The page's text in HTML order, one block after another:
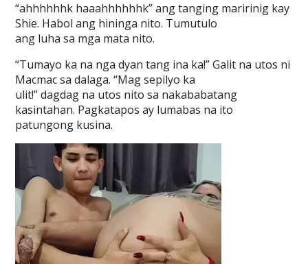
“ahhhhhhk haaahhhhhhk” ang tanging maririnig kay
Shie. Habol ang hininga nito. Tumutulo
ang luha sa mga mata nito.
“Tumayo ka na nga dyan tang ina ka!” Galit na utos ni
Macmac sa dalaga. “Mag sepilyo ka
ulit!” dagdag na utos nito sa nakababatang
kasintahan. Pagkatapos ay lumabas na ito
patungong kusina.